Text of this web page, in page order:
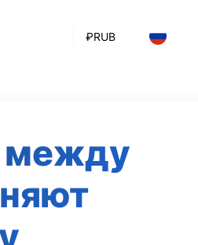
₽RUB
между